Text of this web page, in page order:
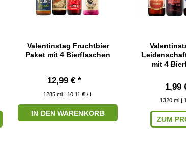
Valentinstag Fruchtbier
Paket mit 4 Bierflaschen
12,99 € *
1285 ml | 10,11 € / L
IN DEN WARENKORB
mit 4
1,99
1320 ml |
ZUM